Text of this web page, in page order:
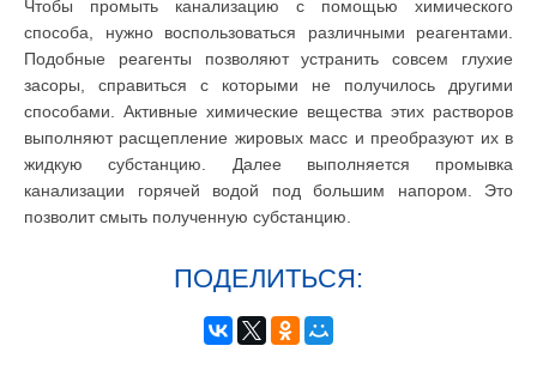
Чтобы промыть канализацию с помощью химического
способа, нужно воспользоваться различными реагентами.
Подобные реагенты позволяют устранить совсем глухие
засоры, справиться с которыми не получилось другими
способами. Активные химические вещества этих растворов
выполняют расщепление жировых масс и преобразуют их в
жидкую субстанцию. Далее выполняется промывка
канализации горячей водой под большим напором. Это
позволит смыть полученную субстанцию.
ПОДЕЛИТЬСЯ: